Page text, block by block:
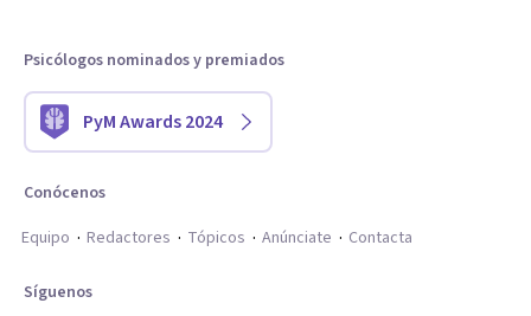
Psicólogos nominados y premiados
PyM Awards 2024
Conócenos
Equipo
Redactores Tópicos Anúnciate Contacta
Síguenos